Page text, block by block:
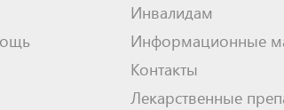
Инвалидам
Информационные
Контакты
Лекарственные